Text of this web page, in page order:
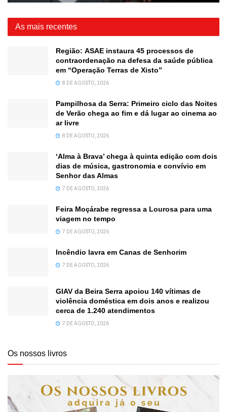
As mais recentes
Região: ASAE instaura 45 processos de
contraordenação na defesa da saúde pública
em “Operação Terras de Xisto”
8 DE AGOSTO, 2026
Pampilhosa da Serra: Primeiro ciclo das Noites
de Verão chega ao fim e dá lugar ao cinema ao
ar livre
8 DE AGOSTO, 2026
‘Alma à Brava’ chega à quinta edição com dois
dias de música, gastronomia e convívio em
Senhor das Almas
7 DE AGOSTO, 2026
Feira Moçárabe regressa a Lourosa para uma
viagem no tempo
7 DE AGOSTO, 2026
Incêndio lavra em Canas de Senhorim
7 DE AGOSTO, 2026
GIAV da Beira Serra apoiou 140 vítimas de
violência doméstica em dois anos e realizou
cerca de 1.240 atendimentos
7 DE AGOSTO, 2026
Os nossos livros